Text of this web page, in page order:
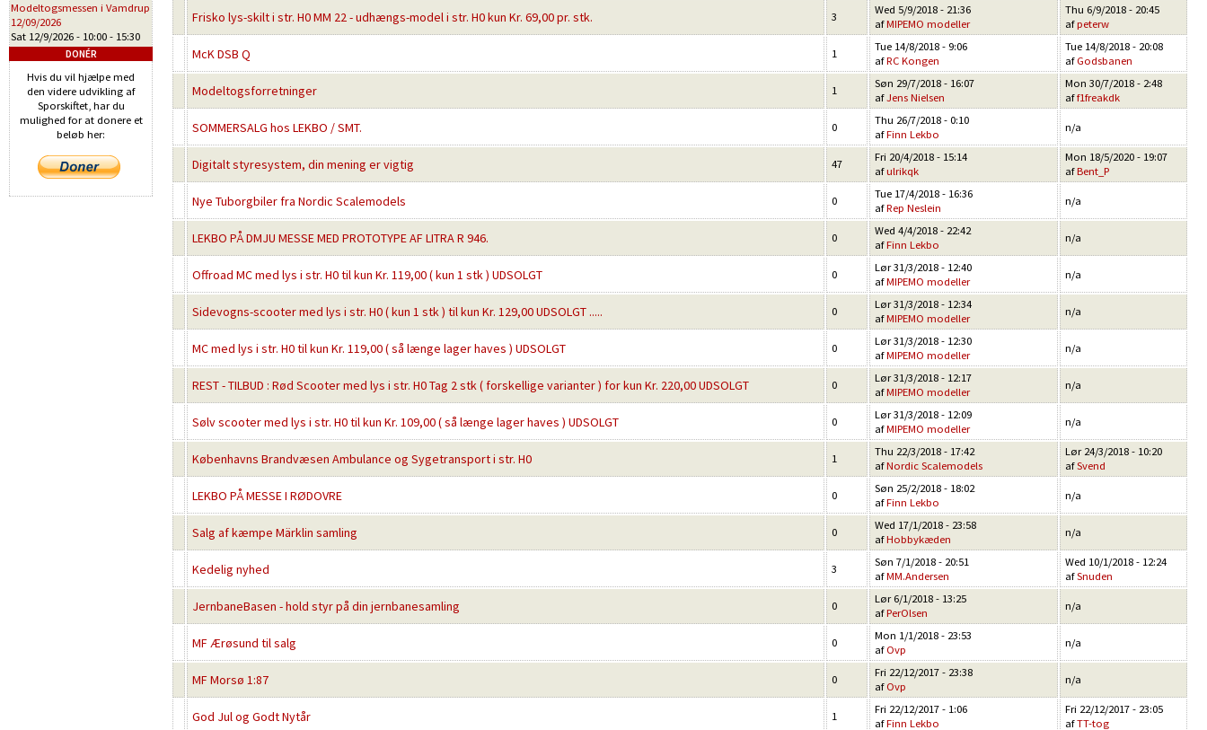
Frisko lys-skilt i str. H0 MM 22 - udhængs-model i str. H0 kun Kr. 69,00 pr. stk. 3
Wed 5/9/2018 - 21:36
afMIPEMO modeller
Thu 6/9/2018 - 20:45
afpeterw
McK DSB Q 1
Tue 14/8/2018 - 9:06
afRC Kongen
Tue 14/8/2018 - 20:08
af Godsbanen
Modeltogsforretninger 1
Søn 29/7/2018 - 16:07
afJens Nielsen
Mon 30/7/2018 - 2:48
aff1freakdk
SOMMERSALG hos LEKBO / SMT. 0
Thu 26/7/2018 - 0:10
afFinn Lekbo
n/a
Digitalt styresystem, din mening er vigtig 47
Fri 20/4/2018 - 15:14
afulrikqk
Mon 18/5/2020 - 19:07
afBent_P
Nye Tuborgbiler fra Nordic Scalemodels 0
Tue 17/4/2018 - 16:36
afRep Neslein
n/a
LEKBO PÅ DMJU MESSE MED PROTOTYPE AF LITRA R 946. 0
Wed 4/4/2018 - 22:42
afFinn Lekbo
n/a
Offroad MC med lys i str. H0 til kun Kr. 119,00 ( kun 1 stk ) UDSOLGT 0
Lør 31/3/2018 - 12:40
afMIPEMO modeller
n/a
Sidevogns-scooter med lys i str. H0 ( kun 1 stk ) til kun Kr. 129,00 UDSOLGT ..... 0
Lør 31/3/2018 - 12:34
afMIPEMO modeller
n/a
MC med lys i str. H0 til kun Kr. 119,00 ( så længe lager haves ) UDSOLGT 0
Lør 31/3/2018 - 12:30
afMIPEMO modeller
n/a
REST - TILBUD : Rød Scooter med lys i str. H0 Tag 2 stk ( forskellige varianter ) for kun Kr. 220,00 UDSOLGT 0
Lør 31/3/2018 - 12:17
afMIPEMO modeller
n/a
Sølv scooter med lys i str. H0 til kun Kr. 109,00 ( så længe lager haves ) UDSOLGT 0
Lør 31/3/2018 - 12:09
afMIPEMO modeller
n/a
Københavns Brandvæsen Ambulance og Sygetransport i str. H0 1
Thu 22/3/2018 - 17:42
afNordic Scalemodels
Lør 24/3/2018 - 10:20
afSvend
LEKBO PÅ MESSE I RØDOVRE 0
Søn 25/2/2018 - 18:02
afFinn Lekbo
n/a
Salg af kæmpe Märklin samling 0
Wed 17/1/2018 - 23:58
afHobbykæden
n/a
Kedelig nyhed 3
Søn 7/1/2018 - 20:51
afMM.Andersen
Wed 10/1/2018 - 12:24
afSnuden
JernbaneBasen - hold styr på din jernbanesamling 0
Lør 6/1/2018 - 13:25
afPerOlsen
n/a
MF Ærøsund til salg 0
Mon 1/1/2018 - 23:53
af Ovp
n/a
MF Morsø 1:87 0
Fri 22/12/2017 - 23:38
af Ovp
n/a
God Jul og Godt Nytår 1
Fri 22/12/2017 - 1:06
afFinn Lekbo
Fri 22/12/2017 - 23:05
afTT-tog
Modeltogsmessen i Vamdrup
12/09/2026
Sat 12/9/2026 - 10:00 - 15:30
DONÉR
Hvis du vil hjælpe med
den videre udvikling af
Sporskiftet, har du
mulighed for at donere et
beløb her: